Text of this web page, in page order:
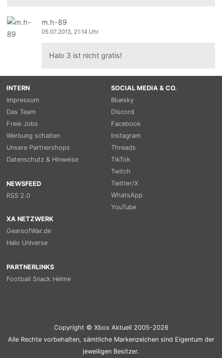
m.h-89
05.07.2013, 21:14 Uhr
Halo 3 ist nicht gratis!
INTERN
Impressum
Das Team
Freie Jobs
Werbung schalten
Unsere Partnershops
Datenschutz & Hinweise
NEWSFEED
RSS 2.0
SOCIAL MEDIA & CO.
Bluesky
Discord
Facebook
Instagram
Threads
TikTok
Twitch
Twitter/X
WhatsApp
YouTube
XA NETZWERK
GearsofWar.de
Halo Universe
PARTNERLINKS
Football Snack Helme
Copyright © Xbox Aktuell 2005-2026
Alle Rechte vorbehalten, sämtliche Markenzeichen sind Eigentum der
jeweiligen Besitzer.